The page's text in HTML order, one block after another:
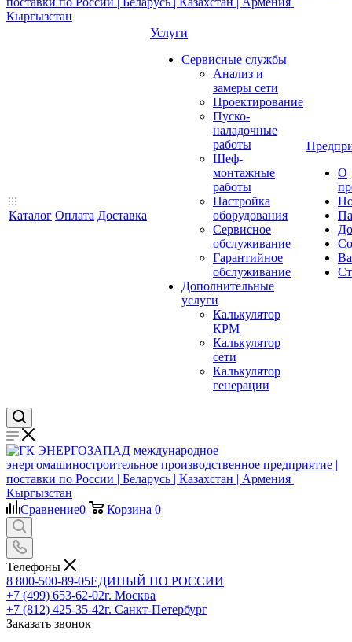
Каталог Оплата Доставка
Услуги
Сервисные службы
Анализ и
замеры сети
Проектирование
Пуско-
наладочные
работы
Шеф-
монтажные
работы
Настройка
оборудования
Сервисное
обслуживание
Гарантийное
обслуживание
Дополнительные
услуги
Калькулятор
КРМ
Калькулятор
сети
Калькулятор
генерации
О
Сравнение0 Корзина 0
Телефоны
8 800-500-89-05ЕДИНЫЙ ПО РОССИИ
+7 (499) 653-62-02г. Москва
+7 (812) 425-35-42г. Санкт-Петербург
Заказать звонок